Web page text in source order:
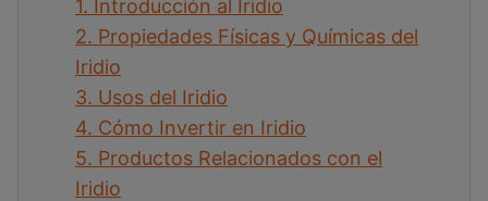
1. Introducción al Iridio
2. Propiedades Físicas y Químicas del
Iridio
3. Usos del Iridio
4. Cómo Invertir en Iridio
5. Productos Relacionados con el
Iridio